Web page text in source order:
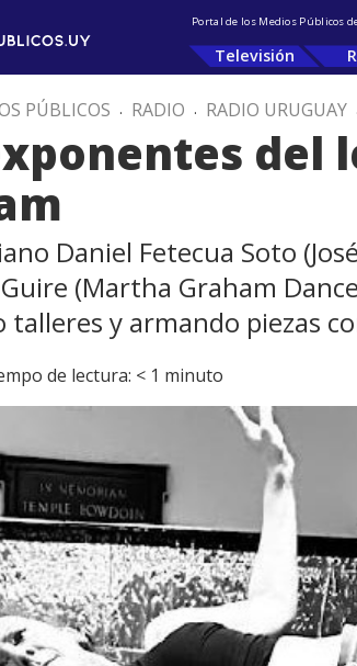
Portal de los Medios Públicos
Televisión
PÚBLICOS . RADIO . RADIO URUGUAY
del
Daniel Fetecua Soto
(Martha Graham
talleres y armando piezas
de lectura: < 1 minuto